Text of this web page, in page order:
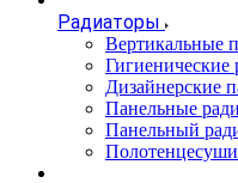
Радиаторы
Вертикальные
Гигиенические
Дизайнерские
Панельные
Панельный